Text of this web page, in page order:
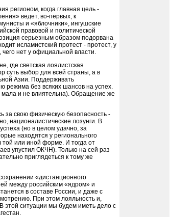
регионом, когда главная цель -
ведет, во-первых, к
и «яблочники», ингушские
правовой и политической
серьезным образом подорвана
исламистский протест - протест, у
чего нет у официальной власти.
где светская лоялистская
суть выбор для всей страны, а в
Азии. Поддерживать
режима без всяких шансов на успех.
мала и не влиятельна). Обращение же
за свою физическую безопасность -
националистические лозунги. В
(но в целом удачно, за
находятся у регионального
той или иной форме. И тогда от
упустил ОКЧН). Только на сей раз
приглядеться к тому же
«дистанционного
между российским «ядром» и
в составе России, и даже с
При этом лояльность и,
этой ситуации мы будем иметь дело с